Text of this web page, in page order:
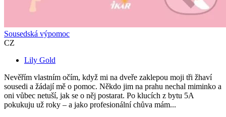
Sousedská výpomoc
CZ
Lily Gold
Nevěřím vlastním očím, když mi na dveře zaklepou moji tři žhaví
sousedi a žádají mě o pomoc. Někdo jim na prahu nechal miminko a
oni vůbec netuší, jak se o něj postarat. Po klucích z bytu 5A
pokukuju už roky – a jako profesionální chůva mám...